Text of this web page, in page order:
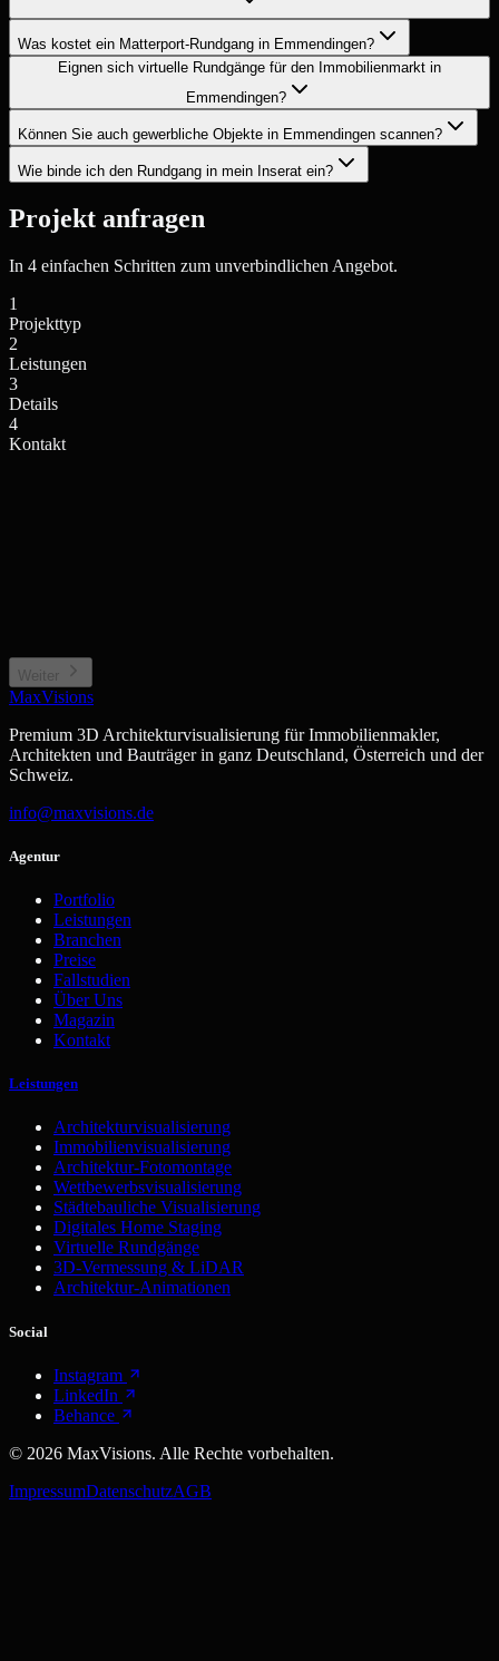
Was kostet ein Matterport-Rundgang in Emmendingen?
Eignen sich virtuelle Rundgänge für den Immobilienmarkt in
Emmendingen?
Können Sie auch gewerbliche Objekte in Emmendingen scannen?
Wie binde ich den Rundgang in mein Inserat ein?
Projekt anfragen
In 4 einfachen Schritten zum unverbindlichen Angebot.
1
Projekttyp
2
Leistungen
3
Details
4
Kontakt
Weiter
MaxVisions
Premium 3D Architekturvisualisierung für Immobilienmakler,
Architekten und Bauträger in ganz Deutschland, Österreich und der
Schweiz.
info@maxvisions.de
Agentur
Portfolio
Leistungen
Branchen
Preise
Fallstudien
Über Uns
Magazin
Kontakt
Leistungen
Architekturvisualisierung
Immobilienvisualisierung
Architektur-Fotomontage
Wettbewerbsvisualisierung
Städtebauliche Visualisierung
Digitales Home Staging
Virtuelle Rundgänge
3D-Vermessung & LiDAR
Architektur-Animationen
Social
Instagram
LinkedIn
Behance
© 2026 MaxVisions. Alle Rechte vorbehalten.
ImpressumDatenschutzAGB